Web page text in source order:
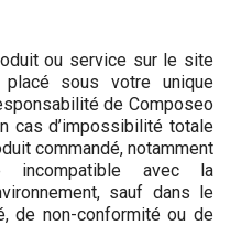
ou service sur le site
sous votre unique
de Composeo
cas d’impossibilité totale
commandé, notamment
avec la
sauf dans le
de non-conformité ou de